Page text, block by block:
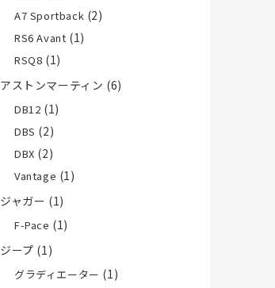
A7 Sportback (2)
RS6 Avant (1)
RSQ8 (1)
アストンマーティン (6)
DB12 (1)
DBS (2)
DBX (2)
Vantage (1)
ジャガー (1)
F-Pace (1)
ジープ (1)
グラディエーター (1)